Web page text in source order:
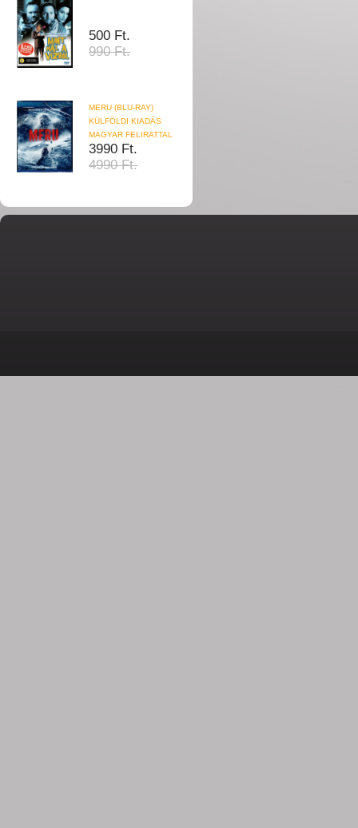
500 Ft.
990 Ft.
MERU (BLU-RAY)
KÜLFÖLDI KIADÁS
MAGYAR FELIRATTAL
3990 Ft.
4990 Ft.